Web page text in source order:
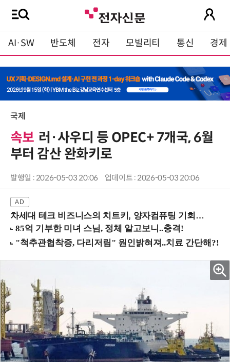
AI·SW 반도체 전자 모빌리티 통신 경제
국제
속보 러·사우디 등 OPEC+ 7개국, 6월
부터 감산 완화키로
발행일 : 2026-05-03 20:06 업데이트 : 2026-05-03 20:06
차세대 테크 비즈니스의 치트키, 양자컴퓨팅 기회를 선점하라! (8/28 강남역)